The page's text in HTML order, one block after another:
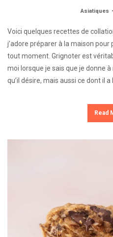
Asiatiques
Voici quelques recettes de
j’adore préparer à la maison
tout moment. Grignoter est
moi lorsque je sais que je donne
qu’il désire, mais aussi ce dont il
Read